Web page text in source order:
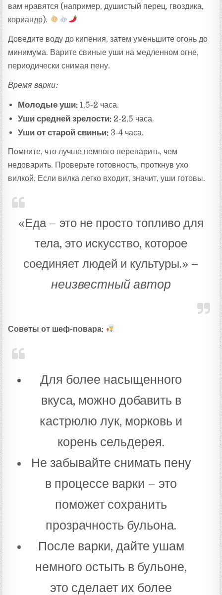
вам нравятся (например, душистый перец, гвоздика,
кориандр).
Доведите воду до кипения, затем уменьшите огонь до
минимума. Варите свиные уши на медленном огне,
периодически снимая пену.
Время варки:
Молодые уши: 1,5-2 часа.
Уши средней зрелости: 2-2,5 часа.
Уши от старой свиньи: 3-4 часа.
Помните, что лучше немного переварить, чем
недоварить. Проверьте готовность, проткнув ухо
вилкой. Если вилка легко входит, значит, уши готовы.
«Еда – это не просто топливо для
тела, это искусство, которое
соединяет людей и культуры.» –
неизвестный автор
Советы от шеф-повара:
Для более насыщенного
вкуса, можно добавить в
кастрюлю лук, морковь и
корень сельдерея.
Не забывайте снимать пену
в процессе варки – это
поможет сохранить
прозрачность бульона.
После варки, дайте ушам
немного остыть в бульоне,
это сделает их более